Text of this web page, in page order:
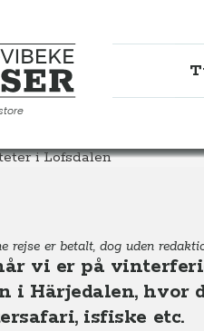
Rejser
rejse er betalt, dog uden
vi er på
i Härjedalen, hvor
isfiske etc.